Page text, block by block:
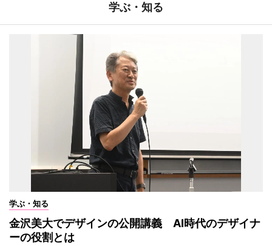
学ぶ・知る
学ぶ・知る
金沢美大でデザインの公開講義 AI時代のデザイナ
ーの役割とは